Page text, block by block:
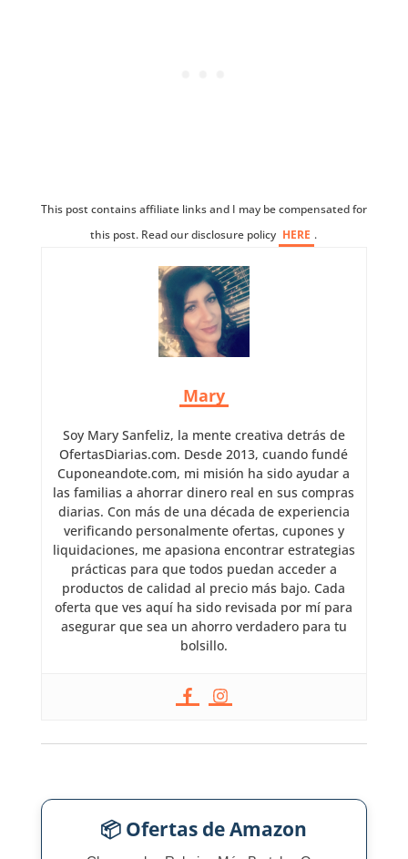
This post contains affiliate links and I may be compensated for
this post. Read our disclosure policy HERE .
Mary
Soy Mary Sanfeliz, la mente creativa detrás de
OfertasDiarias.com. Desde 2013, cuando fundé
Cuponeandote.com, mi misión ha sido ayudar a
las familias a ahorrar dinero real en sus compras
diarias. Con más de una década de experiencia
verificando personalmente ofertas, cupones y
liquidaciones, me apasiona encontrar estrategias
prácticas para que todos puedan acceder a
productos de calidad al precio más bajo. Cada
oferta que ves aquí ha sido revisada por mí para
asegurar que sea un ahorro verdadero para tu
bolsillo.
📦 Ofertas de Amazon